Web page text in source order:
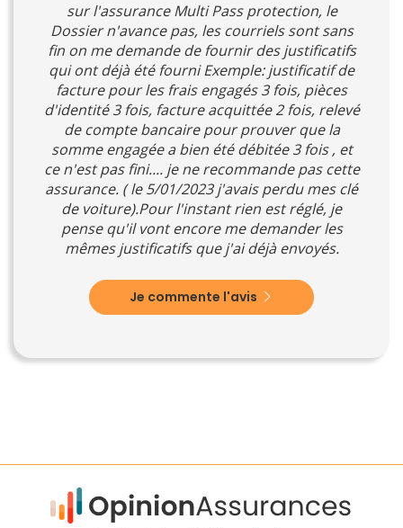
sur l'assurance Multi Pass protection, le
Dossier n'avance pas, les courriels sont sans
fin on me demande de fournir des justificatifs
qui ont déjà été fourni Exemple: justificatif de
facture pour les frais engagés 3 fois, pièces
d'identité 3 fois, facture acquittée 2 fois, relevé
de compte bancaire pour prouver que la
somme engagée a bien été débitée 3 fois , et
ce n'est pas fini.... je ne recommande pas cette
assurance. ( le 5/01/2023 j'avais perdu mes clé
de voiture).Pour l'instant rien est réglé, je
pense qu'il vont encore me demander les
mêmes justificatifs que j'ai déjà envoyés.
Je commente l'avis